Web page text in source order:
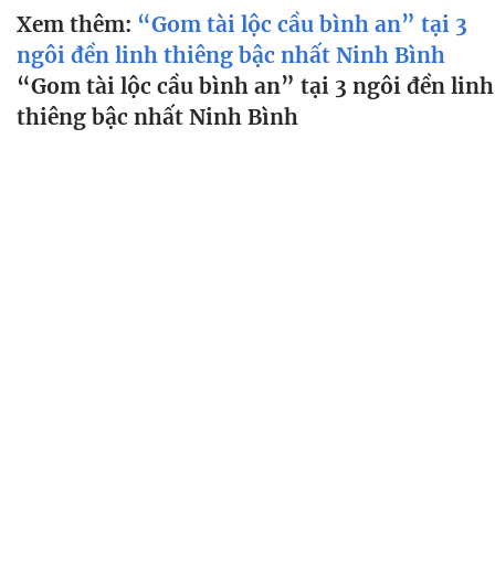
Xem thêm: “Gom tài lộc cầu bình an” tại 3
ngôi đền linh thiêng bậc nhất Ninh Bình
“Gom tài lộc cầu bình an” tại 3 ngôi đền linh
thiêng bậc nhất Ninh Bình